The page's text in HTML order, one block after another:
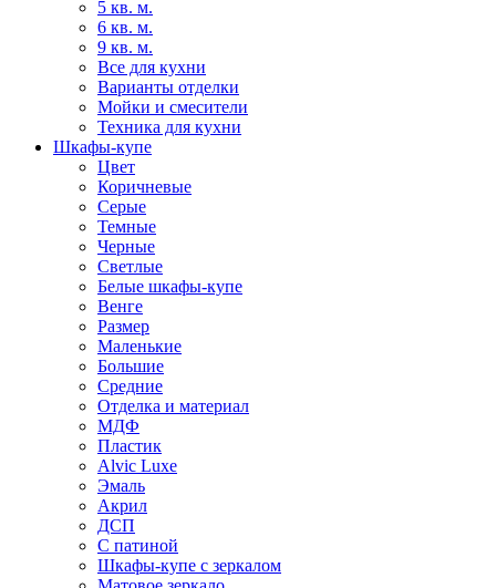
5 кв. м.
6 кв. м.
9 кв. м.
Все для кухни
Варианты отделки
Мойки и смесители
Техника для кухни
Шкафы-купе
Цвет
Коричневые
Серые
Темные
Черные
Светлые
Белые шкафы-купе
Венге
Размер
Маленькие
Большие
Средние
Отделка и материал
МДФ
Пластик
Alvic Luxe
Эмаль
Акрил
ДСП
С патиной
Шкафы-купе с зеркалом